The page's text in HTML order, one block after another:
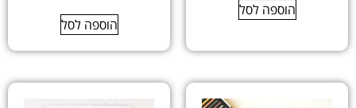
הוספה לסל
הוספה לסל